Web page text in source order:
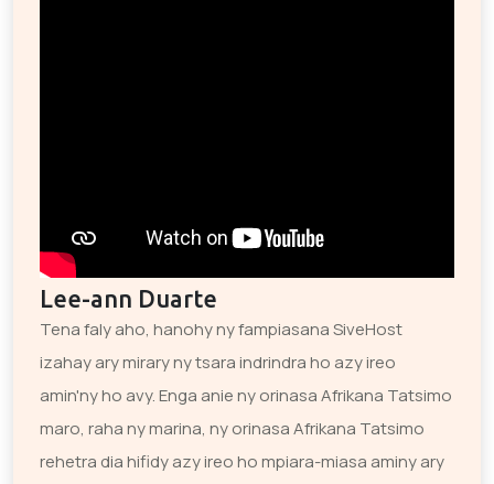
Lee-ann Duarte
Tena faly aho, hanohy ny fampiasana SiveHost
izahay ary mirary ny tsara indrindra ho azy ireo
amin'ny ho avy. Enga anie ny orinasa Afrikana Tatsimo
maro, raha ny marina, ny orinasa Afrikana Tatsimo
rehetra dia hifidy azy ireo ho mpiara-miasa aminy ary